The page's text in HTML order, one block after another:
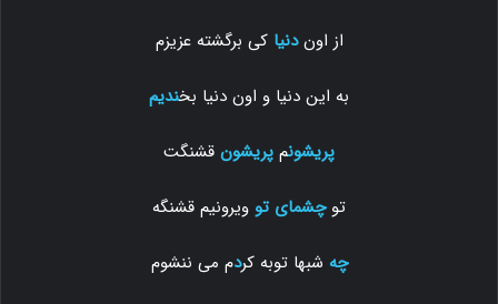
از اوندنیا کی برگشته عزیزم
به این دنیا و اون دنیا بخندیم
پریشونم پریشون قشنگت
توچشمای تو ویرونیم قشنگه
چه شبها توبه کردم می ننشوم